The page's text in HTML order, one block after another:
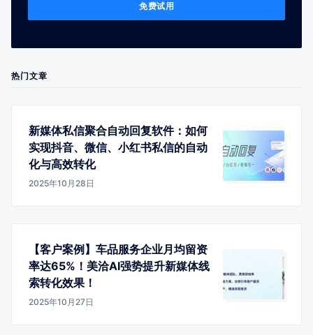
免费试用
热门文章
新媒体私信聚合自动回复软件：如何
实现抖音、微信、小红书私信的自动
化与高效转化
2025年10月28日
【客户案例】车品服务企业月均留资
率达65%！美洽AI强势提升新媒体线
索转化效果！
2025年10月27日